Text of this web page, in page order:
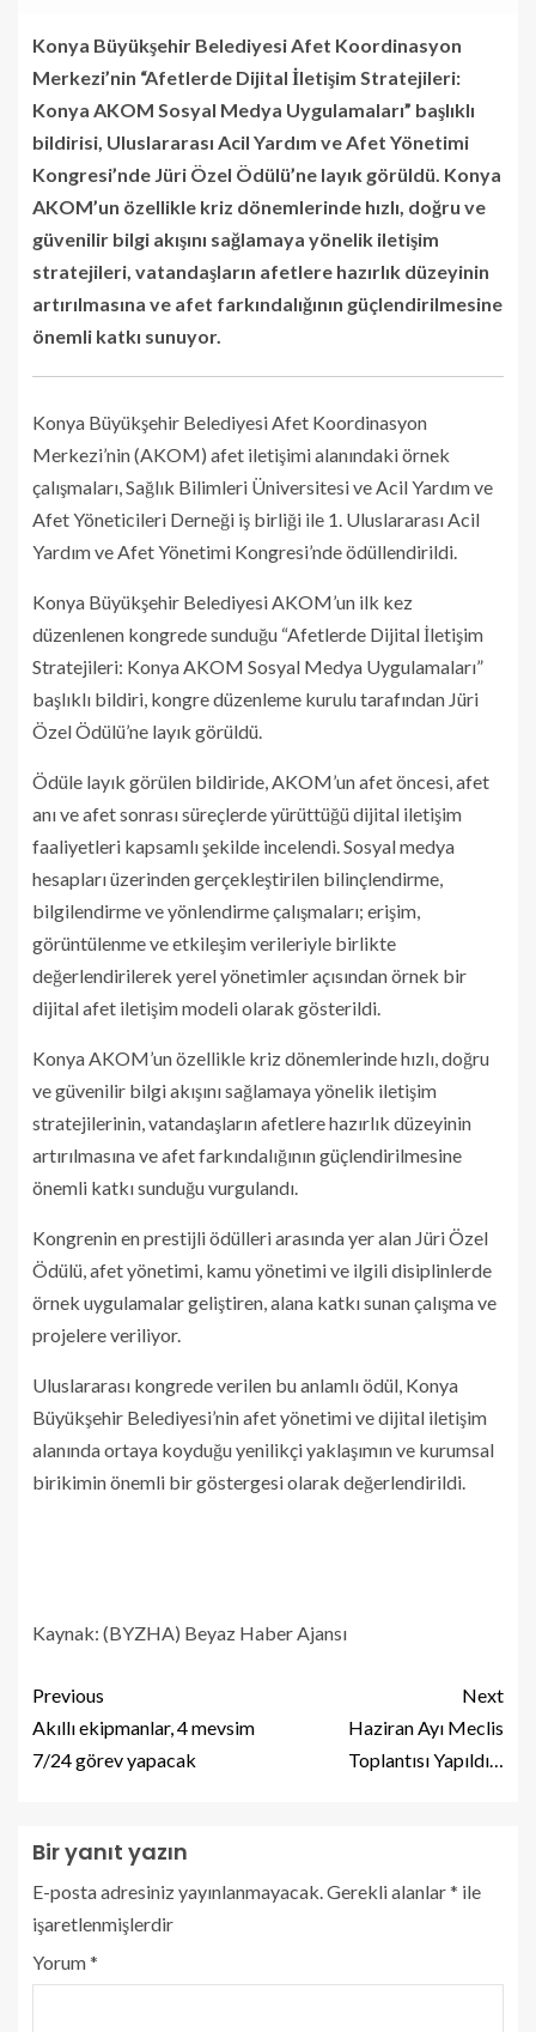
Konya Büyükşehir Belediyesi Afet Koordinasyon
Merkezi’nin “Afetlerde Dijital İletişim Stratejileri:
Konya AKOM Sosyal Medya Uygulamaları” başlıklı
bildirisi, Uluslararası Acil Yardım ve Afet Yönetimi
Kongresi’nde Jüri Özel Ödülü’ne layık görüldü. Konya
AKOM’un özellikle kriz dönemlerinde hızlı, doğru ve
güvenilir bilgi akışını sağlamaya yönelik iletişim
stratejileri, vatandaşların afetlere hazırlık düzeyinin
artırılmasına ve afet farkındalığının güçlendirilmesine
önemli katkı sunuyor.
Konya Büyükşehir Belediyesi Afet Koordinasyon
Merkezi’nin (AKOM) afet iletişimi alanındaki örnek
çalışmaları, Sağlık Bilimleri Üniversitesi ve Acil Yardım ve
Afet Yöneticileri Derneği iş birliği ile 1. Uluslararası Acil
Yardım ve Afet Yönetimi Kongresi’nde ödüllendirildi.
Konya Büyükşehir Belediyesi AKOM’un ilk kez
düzenlenen kongrede sunduğu “Afetlerde Dijital İletişim
Stratejileri: Konya AKOM Sosyal Medya Uygulamaları”
başlıklı bildiri, kongre düzenleme kurulu tarafından Jüri
Özel Ödülü’ne layık görüldü.
Ödüle layık görülen bildiride, AKOM’un afet öncesi, afet
anı ve afet sonrası süreçlerde yürüttüğü dijital iletişim
faaliyetleri kapsamlı şekilde incelendi. Sosyal medya
hesapları üzerinden gerçekleştirilen bilinçlendirme,
bilgilendirme ve yönlendirme çalışmaları; erişim,
görüntülenme ve etkileşim verileriyle birlikte
değerlendirilerek yerel yönetimler açısından örnek bir
dijital afet iletişim modeli olarak gösterildi.
Konya AKOM’un özellikle kriz dönemlerinde hızlı, doğru
ve güvenilir bilgi akışını sağlamaya yönelik iletişim
stratejilerinin, vatandaşların afetlere hazırlık düzeyinin
artırılmasına ve afet farkındalığının güçlendirilmesine
önemli katkı sunduğu vurgulandı.
Kongrenin en prestijli ödülleri arasında yer alan Jüri Özel
Ödülü, afet yönetimi, kamu yönetimi ve ilgili disiplinlerde
örnek uygulamalar geliştiren, alana katkı sunan çalışma ve
projelere veriliyor.
Uluslararası kongrede verilen bu anlamlı ödül, Konya
Büyükşehir Belediyesi’nin afet yönetimi ve dijital iletişim
alanında ortaya koyduğu yenilikçi yaklaşımın ve kurumsal
birikimin önemli bir göstergesi olarak değerlendirildi.
Kaynak: (BYZHA) Beyaz Haber Ajansı
Previous
Akıllı ekipmanlar, 4 mevsim
7/24 görev yapacak
Next
Haziran Ayı Meclis
Toplantısı Yapıldı…
Bir yanıt yazın
E-posta adresiniz yayınlanmayacak. Gerekli alanlar* ile
işaretlenmişlerdir
Yorum*